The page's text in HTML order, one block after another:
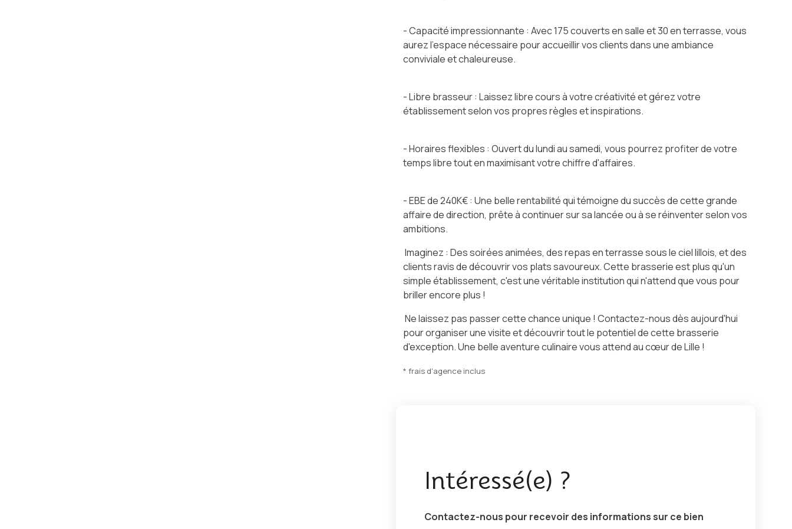
- Capacité impressionnante : Avec 175 couverts en salle et 30 en terrasse, vous
aurez l'espace nécessaire pour accueillir vos clients dans une ambiance
conviviale et chaleureuse.
- Libre brasseur : Laissez libre cours à votre créativité et gérez votre
établissement selon vos propres règles et inspirations.
- Horaires flexibles : Ouvert du lundi au samedi, vous pourrez profiter de votre
temps libre tout en maximisant votre chiffre d'affaires.
- EBE de 240K€ : Une belle rentabilité qui témoigne du succès de cette grande
affaire de direction, prête à continuer sur sa lancée ou à se réinventer selon vos
ambitions.
Imaginez : Des soirées animées, des repas en terrasse sous le ciel lillois, et des
clients ravis de découvrir vos plats savoureux. Cette brasserie est plus qu'un
simple établissement, c'est une véritable institution qui n'attend que vous pour
briller encore plus !
Ne laissez pas passer cette chance unique ! Contactez-nous dès aujourd'hui
pour organiser une visite et découvrir tout le potentiel de cette brasserie
d'exception. Une belle aventure culinaire vous attend au cœur de Lille !
* frais d'agence inclus
Intéressé(e) ?
Contactez-nous pour recevoir des informations sur ce bien